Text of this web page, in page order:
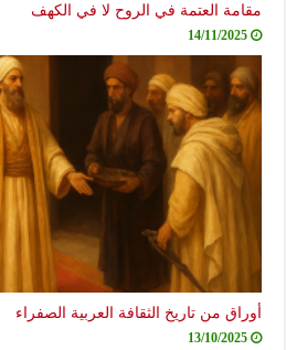
مقامة العتمة في الروح لا في الكهف
14/11/2025
أوراق من تاريخ الثقافة العربية الصفراء
13/10/2025